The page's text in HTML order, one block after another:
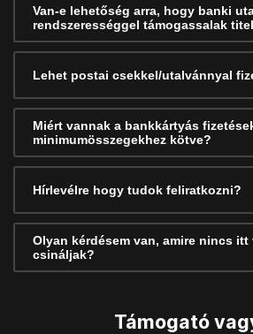
Van-e lehetőség arra, hogy banki
rendszerességgel támogassalak
Lehet postai csekkel/utalvánnyal
Miért vannak a bankkártyás
minimumösszegekhez kötve?
Hírlevélre hogy tudok feliratkozni?
Olyan kérdésem van, amire nincs itt
csináljak?
Támogató